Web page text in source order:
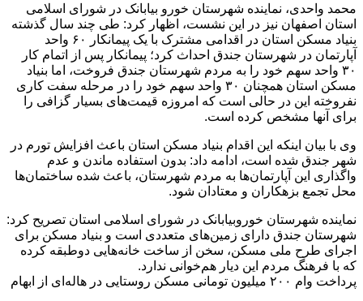
محمد واحدی، نماینده شهرستان خورو بیابانک در شورای اسلامی
استان اصفهان نیز در این نشست، اظهار کرد: طی چند سال گذشته
بنیاد مسکن استان در اقدامی مشترک با یک پیمانکار ۶۰ واحد
آپارتمان در شهرستان جندق احداث کرد؛ پیمانکار پس از اتمام کار
۳۰ واحد سهم خود را به مردم شهرستان جندق فروخت، اما بنیاد
مسکن استان همچنان ۳۰ واحد سهم خود را در مرحله سفت کاری
نفروخته این در حالی است که امروزه قیمت‌های بسیار گزافی را
برای آنها مشخص کرده است.
وی با بیان اینکه این اقدام بنیاد مسکن استان باعث افزایش تورم در
شهر جندق شده است، ادامه داد: بدون استفاده ماندن و عدم
واگذاری این آپارتمان‌ها به مردم شهرستان، باعث شده ساختمان‌ها
محل تجمع بزهکاران و معتادان شود.
نماینده شهرستان خوروبیابانک در شورای اسلامی استان تصریح کرد:
شهرستان جندق دارای زمین‌های متعددی است و بنیاد مسکن برای
اجرای طرح ملی مسکن، سخن از ساخت خانه‌هایی دوطبقه کرده
که با فرهنگ مردم این دیار هم‌خوانی ندارد.
پرداخت وام ۲۰۰ میلیون تومانی مسکن روستایی در هاله‌ای از ابهام